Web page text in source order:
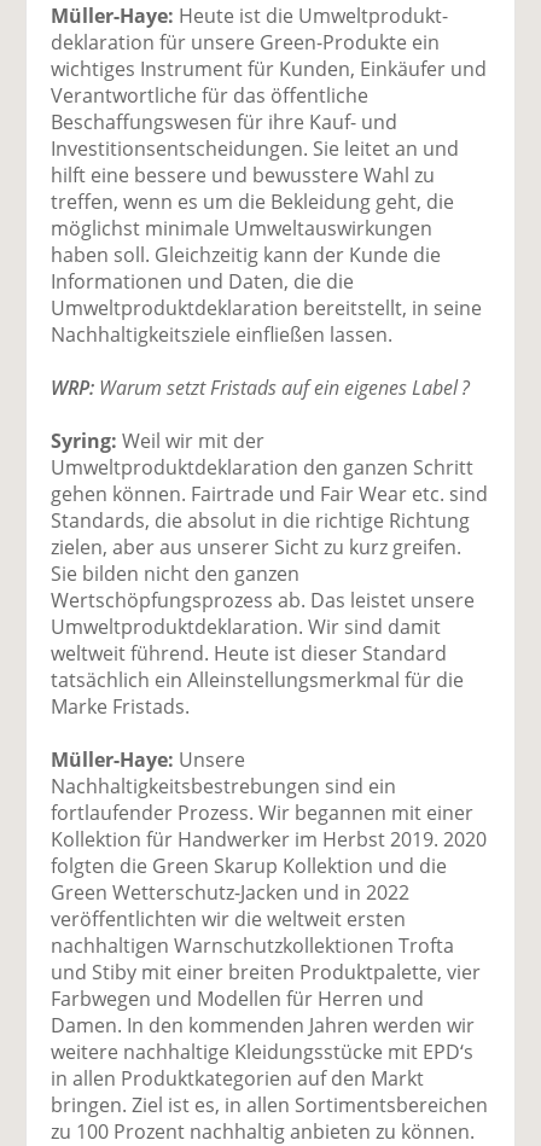
Müller-Haye: Heute ist die Umweltprodukt­
deklaration für unsere Green-Produkte ein
wichtiges Instrument für Kunden, Einkäufer und
Verantwortliche für das öffentliche
Beschaffungswesen für ihre Kauf- und
Investitionsentscheidungen. Sie leitet an und
hilft eine bessere und bewusstere Wahl zu
treffen, wenn es um die Bekleidung geht, die
möglichst minimale Umweltauswirkungen
haben soll. Gleichzeitig kann der Kunde die
Informationen und Daten, die die
Umweltproduktdeklaration bereitstellt, in seine
Nachhaltigkeitsziele einfließen lassen.
WRP: Warum setzt Fristads auf ein eigenes Label ?
Syring: Weil wir mit der
Umweltproduktdeklaration den ganzen Schritt
gehen können. Fairtrade und Fair Wear etc. sind
Standards, die absolut in die richtige Richtung
zielen, aber aus unserer Sicht zu kurz greifen.
Sie bilden nicht den ganzen
Wertschöpfungsprozess ab. Das leistet unsere
Umweltproduktdeklaration. Wir sind damit
weltweit führend. Heute ist dieser Standard
tatsächlich ein Alleinstellungsmerkmal für die
Marke Fristads.
Müller-Haye: Unsere
Nachhaltigkeitsbestrebungen sind ein
fortlaufender Prozess. Wir begannen mit einer
Kollektion für Handwerker im Herbst 2019. 2020
folgten die Green Skarup Kollektion und die
Green Wetterschutz-Jacken und in 2022
veröffentlichten wir die weltweit ersten
nachhaltigen Warnschutzkollektionen Trofta
und Stiby mit einer breiten Produktpalette, vier
Farbwegen und Modellen für Herren und
Damen. In den kommenden Jahren werden wir
weitere nachhaltige Kleidungsstücke mit EPD‘s
in allen Produktkategorien auf den Markt
bringen. Ziel ist es, in allen Sortimentsbereichen
zu 100 Prozent nachhaltig anbieten zu können.